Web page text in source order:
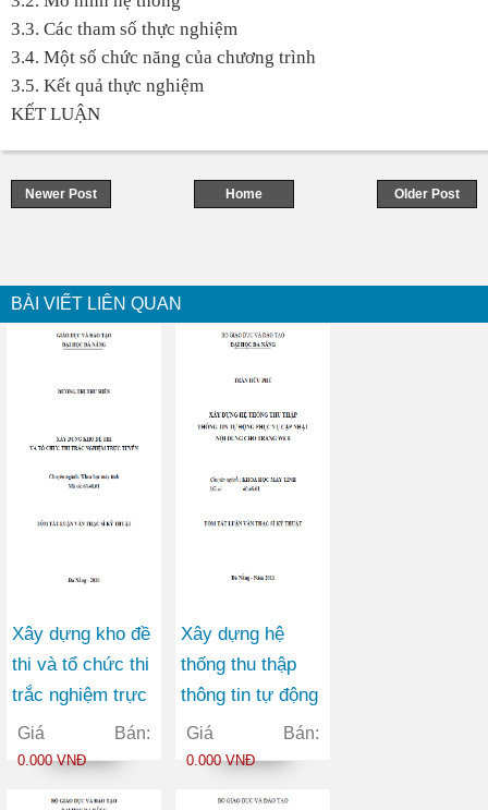
3.3. Các tham số thực nghiệm
3.4. Một số chức năng của chương trình
3.5. Kết quả thực nghiệm
KẾT LUẬN
Newer Post Older Post
Home
BÀI VIẾT LIÊN QUAN
Xây dựng kho đề
thi và tổ chức thi
trắc nghiệm trực
tuyến
Giá Bán:
0.000 VNĐ
Xây dựng hệ
thống thu thập
thông tin tự động
phục vụ cập nhật
nội dung cho
Giá Bán:
0.000 VNĐ